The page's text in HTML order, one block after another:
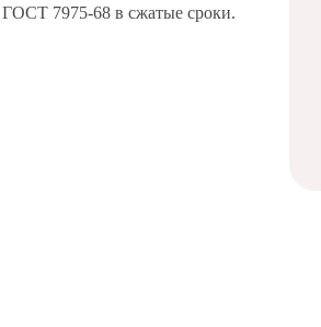
ГОСТ 7975-68 в сжатые сроки.